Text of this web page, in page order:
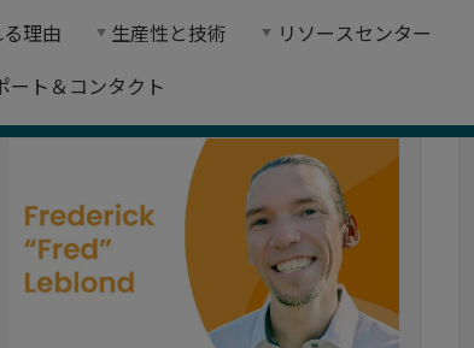
理由 生産性と技術
リソースセンター
ート＆コンタクト